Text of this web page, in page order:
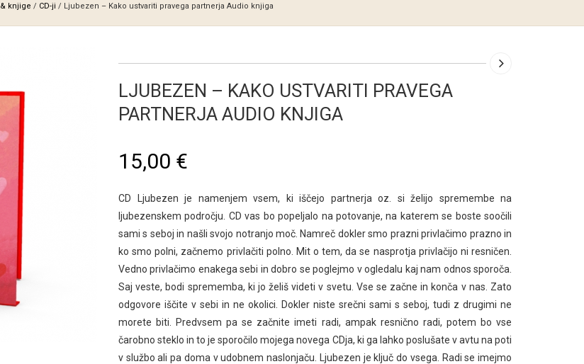
knjige / CD-ji / Ljubezen – Kako ustvariti pravega partnerja Audio knjiga
LJUBEZEN – KAKO USTVARITI PRAVEGA
PARTNERJA AUDIO KNJIGA
15,00 €
CD Ljubezen je namenjem vsem, ki iščejo partnerja oz. si želijo spremembe na
ljubezenskem področju. CD vas bo popeljalo na potovanje, na katerem se boste soočili
sami s seboj in našli svojo notranjo moč. Namreč dokler smo prazni privlačimo prazno in
ko smo polni, začnemo privlačiti polno. Mit o tem, da se nasprotja privlačijo ni resničen.
Vedno privlačimo enakega sebi in dobro se poglejmo v ogledalu kaj nam odnos sporoča.
Saj veste, bodi sprememba, ki jo želiš videti v svetu. Vse se začne in konča v nas. Zato
odgovore iščite v sebi in ne okolici. Dokler niste srečni sami s seboj, tudi z drugimi ne
morete biti. Predvsem pa se začnite imeti radi, ampak resnično radi, potem bo vse
čarobno steklo in to je sporočilo mojega novega CDja, ki ga lahko poslušate v avtu na poti
v službo ali pa doma v udobnem naslonjaču. Ljubezen je ključ do vsega. Radi se imejmo